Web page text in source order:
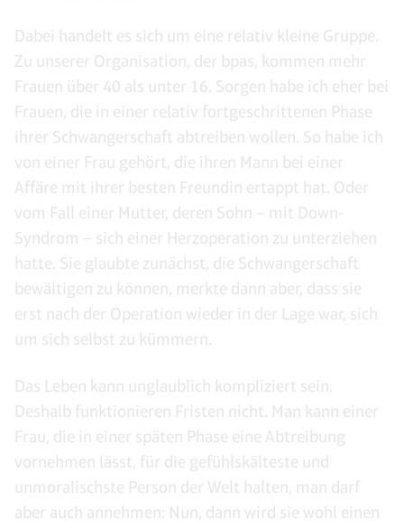
Dabei handelt es sich um eine relativ kleine Gruppe.
Zu unserer Organisation, der bpas, kommen mehr
Frauen über 40 als unter 16. Sorgen habe ich eher bei
Frauen, die in einer relativ fortgeschrittenen Phase
ihrer Schwangerschaft abtreiben wollen. So habe ich
von einer Frau gehört, die ihren Mann bei einer
Affäre mit ihrer besten Freundin ertappt hat. Oder
vom Fall einer Mutter, deren Sohn – mit Down-
Syndrom – sich einer Herzoperation zu unterziehen
hatte. Sie glaubte zunächst, die Schwangerschaft
bewältigen zu können, merkte dann aber, dass sie
erst nach der Operation wieder in der Lage war, sich
um sich selbst zu kümmern.
Das Leben kann unglaublich kompliziert sein.
Deshalb funktionieren Fristen nicht. Man kann einer
Frau, die in einer späten Phase eine Abtreibung
vornehmen lässt, für die gefühlskälteste und
unmoralischste Person der Welt halten, man darf
aber auch annehmen: Nun, dann wird sie wohl einen